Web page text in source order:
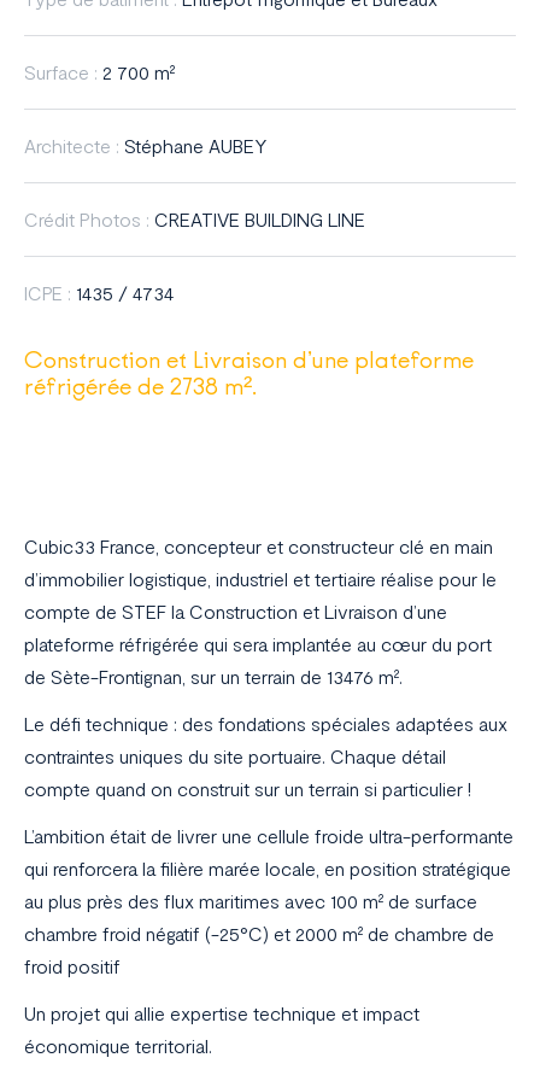
Surface : 2 700 m²
Architecte : Stéphane AUBEY
Crédit Photos : CREATIVE BUILDING LINE
ICPE : 1435 / 4734
Construction et Livraison d’une plateforme
réfrigérée de 2738 m².
Cubic33 France, concepteur et constructeur clé en main
d’immobilier logistique, industriel et tertiaire réalise pour le
compte de STEF la Construction et Livraison d’une
plateforme réfrigérée qui sera implantée au cœur du port
de Sète-Frontignan, sur un terrain de 13476 m².
Le défi technique : des fondations spéciales adaptées aux
contraintes uniques du site portuaire. Chaque détail
compte quand on construit sur un terrain si particulier !
L’ambition était de livrer une cellule froide ultra-performante
qui renforcera la filière marée locale, en position stratégique
au plus près des flux maritimes avec 100 m² de surface
chambre froid négatif (-25°C) et 2000 m² de chambre de
froid positif
Un projet qui allie expertise technique et impact
économique territorial.
France